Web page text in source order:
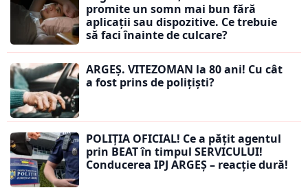
promite un somn mai bun fără
aplicații sau dispozitive. Ce trebuie
să faci înainte de culcare?
ARGEȘ. VITEZOMAN la 80 ani! Cu cât
a fost prins de polițiști?
POLIȚIA OFICIAL! Ce a pățit agentul
prin BEAT în timpul SERVICULUI!
Conducerea IPJ ARGEȘ – reacție dură!